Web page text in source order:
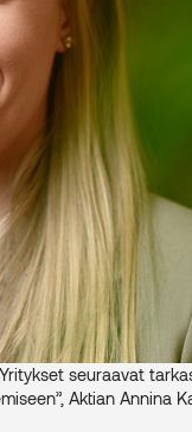
seuraavat
Aktian Annina